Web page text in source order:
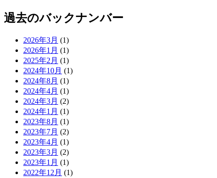
過去のバックナンバー
2026年3月 (1)
2026年1月 (1)
2025年2月 (1)
2024年10月 (1)
2024年8月 (1)
2024年4月 (1)
2024年3月 (2)
2024年1月 (1)
2023年8月 (1)
2023年7月 (2)
2023年4月 (1)
2023年3月 (2)
2023年1月 (1)
2022年12月 (1)